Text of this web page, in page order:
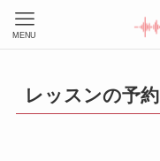
MENU
レッスンの予約